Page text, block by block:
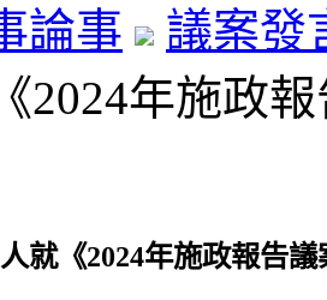
論事
議案發
2024年施政
就《2024年施政報告